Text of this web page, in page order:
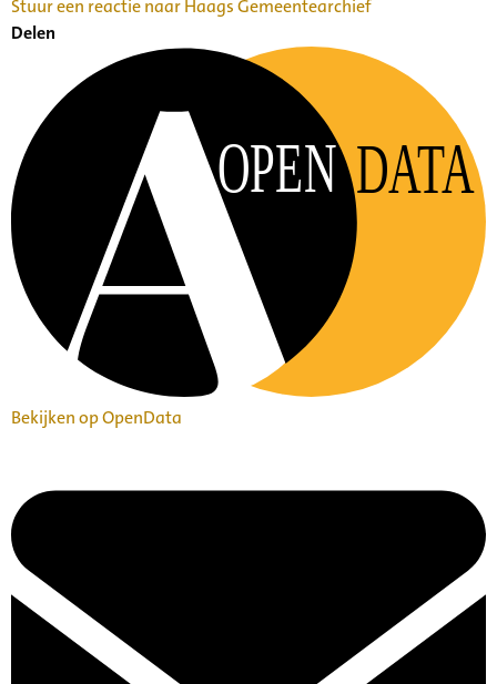
Stuur een reactie naar Haags Gemeentearchief
Delen
OPEN DATA
Bekijken op OpenData